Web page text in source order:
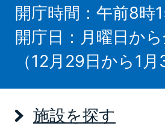
開庁時間：午前8時
開庁日：月曜日か
（12月29日から1
施設を探す